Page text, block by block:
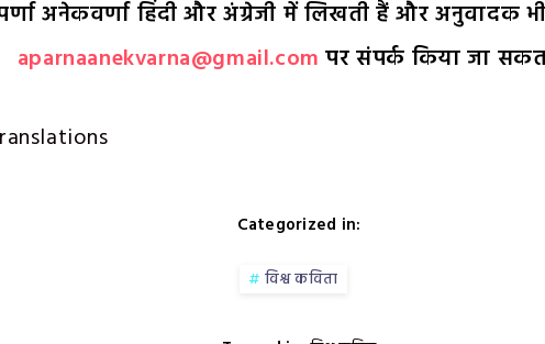
अनेकवर्णा हिंदी और अंग्रेजी में लिखती हैं और अनुवादक
aparnaanekvarna@gmail.com पर संपर्क किया जा
Categorized in:
विश्व कविता